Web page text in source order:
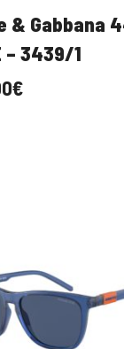
& Gabbana
– 3439/1
€